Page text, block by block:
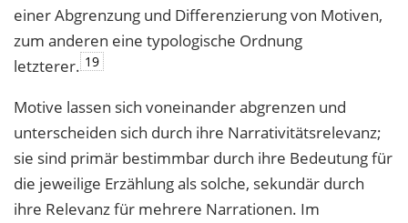
einer Abgrenzung und Differenzierung von Motiven,
zum anderen eine typologische Ordnung
letzterer. 19
Motive lassen sich voneinander abgrenzen und
unterscheiden sich durch ihre Narrativitätsrelevanz;
sie sind primär bestimmbar durch ihre Bedeutung für
die jeweilige Erzählung als solche, sekundär durch
ihre Relevanz für mehrere Narrationen. Im